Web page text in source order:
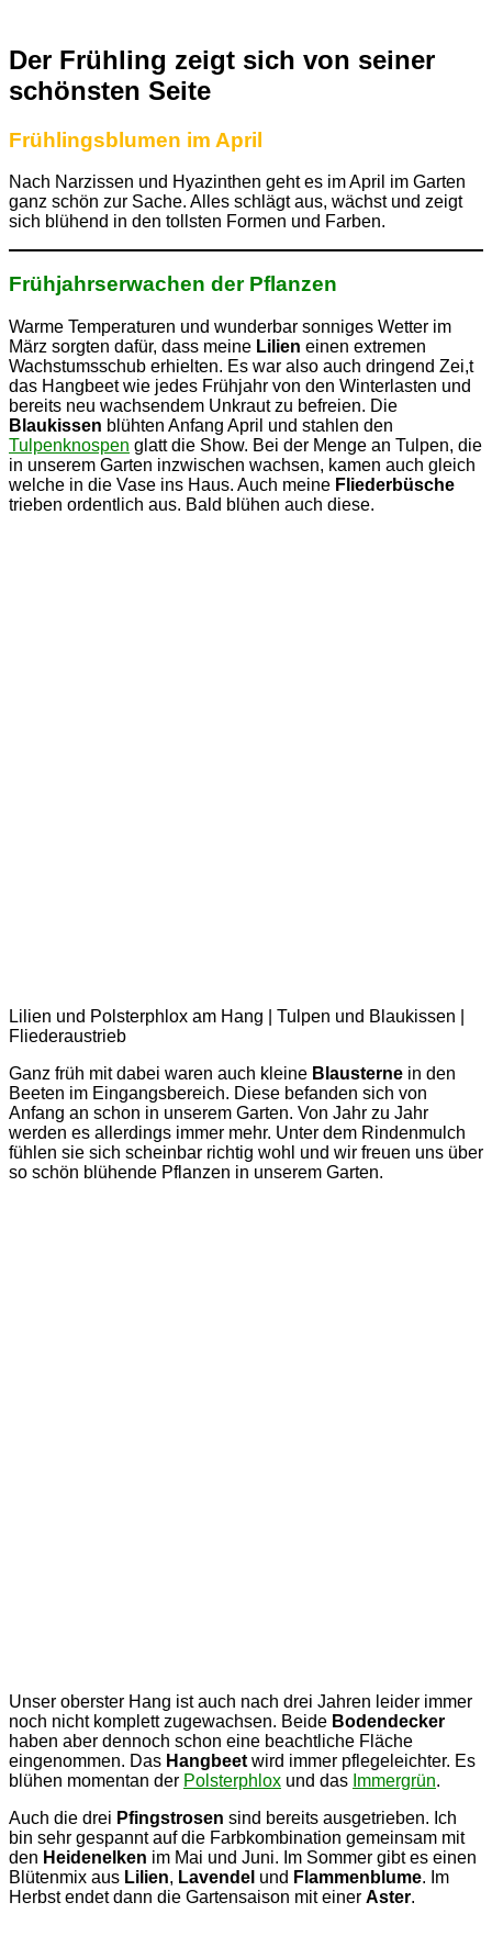
Der Frühling zeigt sich von seiner
schönsten Seite
Frühlingsblumen im April
Nach Narzissen und Hyazinthen geht es im April im Garten
ganz schön zur Sache. Alles schlägt aus, wächst und zeigt
sich blühend in den tollsten Formen und Farben.
Frühjahrserwachen der Pflanzen
Warme Temperaturen und wunderbar sonniges Wetter im
März sorgten dafür, dass meine Lilien einen extremen
Wachstumsschub erhielten. Es war also auch dringend Zei,t
das Hangbeet wie jedes Frühjahr von den Winterlasten und
bereits neu wachsendem Unkraut zu befreien. Die
Blaukissen blühten Anfang April und stahlen den
Tulpenknospen glatt die Show. Bei der Menge an Tulpen, die
in unserem Garten inzwischen wachsen, kamen auch gleich
welche in die Vase ins Haus. Auch meine Fliederbüsche
trieben ordentlich aus. Bald blühen auch diese.
Lilien und Polsterphlox am Hang | Tulpen und Blaukissen |
Fliederaustrieb
Ganz früh mit dabei waren auch kleine Blausterne in den
Beeten im Eingangsbereich. Diese befanden sich von
Anfang an schon in unserem Garten. Von Jahr zu Jahr
werden es allerdings immer mehr. Unter dem Rindenmulch
fühlen sie sich scheinbar richtig wohl und wir freuen uns über
so schön blühende Pflanzen in unserem Garten.
Unser oberster Hang ist auch nach drei Jahren leider immer
noch nicht komplett zugewachsen. Beide Bodendecker
haben aber dennoch schon eine beachtliche Fläche
eingenommen. Das Hangbeet wird immer pflegeleichter. Es
blühen momentan der Polsterphlox und das Immergrün.
Auch die drei Pfingstrosen sind bereits ausgetrieben. Ich
bin sehr gespannt auf die Farbkombination gemeinsam mit
den Heidenelken im Mai und Juni. Im Sommer gibt es einen
Blütenmix aus Lilien, Lavendel und Flammenblume. Im
Herbst endet dann die Gartensaison mit einer Aster.